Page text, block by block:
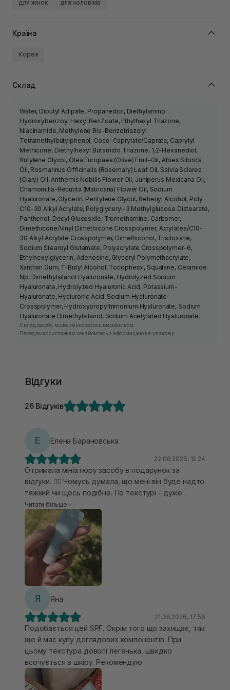
для жінок для чоловіків
Країна
Корея
Склад
Water, Dibutyl Adipate, Propanediol, Diethylamino
Hydroxybenzoyl Hexyl BenZoate, Ethylhexyl Triazone,
Niacinamide, Methylene Bis-Benzotriazolyl
Tetramethylbutylphenol, Coco-Caprylate/Caprate, Caprylyl
Methicone, Diethylhexyl Butamido Triazone, 1,2-Hexanediol,
Butylene Glycol, Olea Europaea (Olive) Fruit-Oil, Abies Sibirica
Oil, Rosmarinus Officinalis (Rosemary) Leaf Oil, Salvia Sclarea
(Clary) Oil, Anthemis Nobilis Flower Oil, Juniperus Mexicana Oil,
Chamomilla-Recutita (Matricaria) Flower Oil, Sodium
Hyaluronate, Glycerin, Pentylene Glycol, Behenyl Alcohol, Poly
C10-30 Alkyl Acrylate, Polyglyceryl-3 Methylglucose Distearate,
Panthenol, Decyl Glucoside, Tromethamine, Carbomer,
Dimethicone/Vinyl Dimethicone Crosspolymer, Acrylates/C10-
30 Alkyl Acrylate Crosspolymer, Dimethiconol, Trisiloxane,
Sodium Stearoyl Glutamate, Polyacrylate Crosspolymer-6,
Ethylhexylglycerin, Adenosine, Glyceryl Polymethacrylate,
Xanthan Gum, T-Butyl Alcohol, Tocopherol, Squalane, Ceramide
Np, Dimethylsilanol Hyaluronate, Hydrolyzed Sodium
Hyaluronate, Hydrolyzed Hyaluronic Acid, Potassium-
Hyaluronate, Hyaluronic Acid, Sodium Hyaluronate
Crosspolymer, Hydroxypropyltrimonium Hyaluronate, Sodium
Hyaluronate Dimethylsilanol, Sodium Acetylated Hyaluronate.
Склад засобу може змінюватись виробником.
Перед використанням ознайомтесь з інформацією на упаковці.
Відгуки
26 Відгуків
Е Елена Барановська
22.06.2026, 12:24
Отримала мініатюру засобу в подарунок за
відгуки. ❤️‍🔥 Чомусь думала, що мені він буде надто
тяжкий чи щось подібне. По текстурі - дуже
легка, приємна та невагома, схожа на легенький
крем. Досить гарно наноситься, спочатку є
відчуття вологості та блиск, але протягом 10-15 хв
«всідається на шкірі» (маю комбіновану шкіру,
чутливу та схильну до утворень комедонів).
Абсолютно не пече в очі, не подразнює чутливу
шкіру. Продукт має легкий косметичний аромат,
який не є навʼязливим. Також подобається, що
засіб додатково ніби зволожує шкіру і в
який не скочується впродовж дня. ☺️
Читати більше
Я Яна
21.06.2026, 17:56
Подобається цей SPF. Окрім того що захищає, так
ще й має купу доглядових компонентів. При
цьому текстура доволі легенька, швидко
всочується в шкіру. Рекомендую